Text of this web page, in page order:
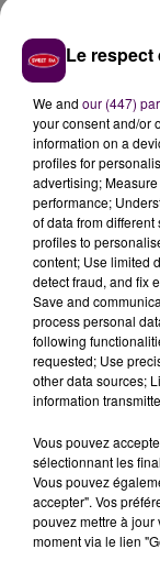
accompagné
perdu
titrés, et un
département.A
enfants,
écrit Dominique
départemental
adressé aux
À LA UNE
Le
We and our (447)
your consent and/or
information on a
profiles for
advertising;
performance;
of data from
profiles to
content; Use limited
detect fraud, and fix
Save and
process personal
following
requested; Use
other data sources;
information
Vous pouvez
sélectionnant les
Vous pouvez
accepter". Vos
pouvez mettre à jour
moment via le lien